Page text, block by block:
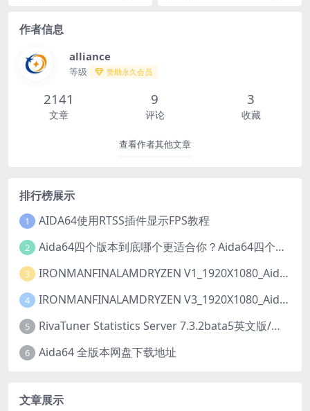
作者信息
alliance
等级 赞助永久会员
2141
文章
9
评论
3
收藏
查看作者其他文章
排行榜展示
1 AIDA64使用RTSS插件显示FPS教程
2 Aida64四个版本到底哪个更适合你？Aida64四个版本有什么区别？
3 IRONMANFINALAMDRYZEN V1_1920X1080_Aida64_SensorPanel模板【推荐001已修复】
4 IRONMANFINALAMDRYZEN V3_1920X1080_Aida64_LCD项目【推荐001】【动态】
5 RivaTuner Statistics Server 7.3.2bata5英文版/中文版【简称rtss】下载以及安装教程
6 Aida64 全版本网盘下载地址
文章展示